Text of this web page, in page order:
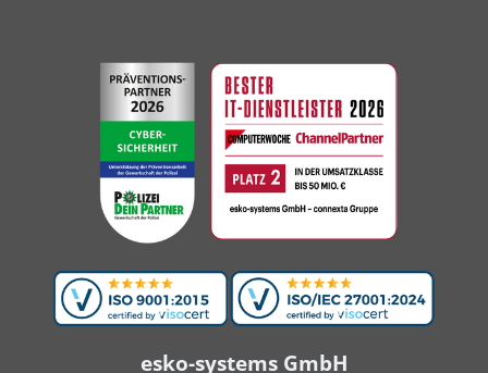
esko-systems GmbH